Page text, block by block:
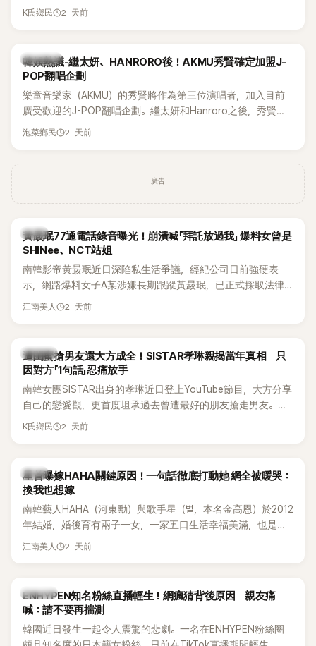
創Rap及成員親自參與創作為特色，MV也融入美式街頭、塗
為第五代女團中極具辨識度的新生代代表之一。
K氏鄉民 2 天前
熱議討論
韓娛熱議-繼太妍、HANRORO後！AKMU秀賢確定加盟J-
POP翻唱企劃
樂童音樂家（AKMU）的秀賢將作為第三位演唱者，加入目前
廣受歡迎的J-POP翻唱企劃。繼太妍和Hanroro之後，秀賢已
獲選為第三首翻唱歌曲的主唱，並於近期完成錄音。
泡菜鄉民 2 天前
廣告
韓星
黃晸珉77通電話錄音曝光！崩潰喊「拜託放過我」 爆料女曾是
SHINee、NCT站姐
南韓影帝黃晸珉近日深陷私生活爭議，經紀公司日前強硬表
示，網路爆料女子A某涉嫌長期跟蹤黃晸珉，已正式採取法律
行動。不過，A並未停止發聲，持續透過社群平台公開爆料，反
的錄音內容，而A也首度承認自己過去曾是SHINee、NCT等偶
像團體的「站姐」，事件持續延燒。
江南美人 2 天前
K-POP
遭閨蜜搶男友還大方成全！SISTAR孝琳親揭當年真相 只
因對方「1句話」忍痛放手
南韓女團SISTAR出身的孝琳近日登上YouTube節目，大方分享
自己的戀愛觀，更首度坦承過去曾遭最好的朋友搶走男友。她
表示，當時選擇瀟灑放手，但如果同樣的事情現在再發生，「我
K氏鄉民 2 天前
韓星
星首曝嫁HAHA關鍵原因！一句話徹底打動她 網全被暖哭：
換我也想嫁
南韓藝人HAHA（河東勳）與歌手星（별，本名金高恩）於2012
年結婚，婚後育有兩子一女，一家五口生活幸福美滿，也是韓
國演藝圈公認的模範夫妻。近日，星首度公開當年決定嫁給
江南美人 2 天前
K-POP
ENHYPEN知名粉絲直播輕生！網瘋猜背後原因 親友痛
喊：請不要再揣測
韓國近日發生一起令人震驚的悲劇。一名在ENHYPEN粉絲圈